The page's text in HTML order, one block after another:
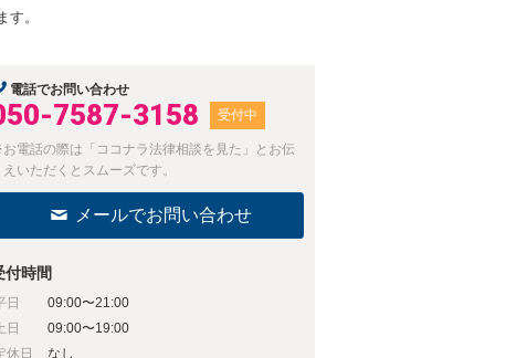
。
電話でお問い合わせ
7587-3158 受付中
電話の際は「ココナラ法律相談を見た」とお伝
えいただくとスムーズです。
メールでお問い合わせ
付時間
日
09:00〜21:00
日
09:00〜19:00
休日
なし